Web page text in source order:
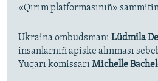
«Qırım platformasınıñ»
Ukraina ombudsmanı Lüdmila
insanlarnıñ apiske alınması
Yuqarı komissarı Michelle